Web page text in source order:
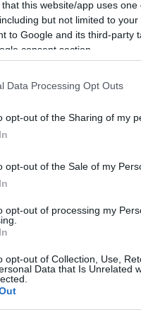
that this website/app uses
but not limited to
to Google and its third-party
consent section.
Data Processing Opt Outs
opt-out of the Sharing of my
opt-out of the Sale of my
opt-out of processing my
opt-out of Collection, Use,
Data that Is Unrelated
κατά τη διάρκεια
άσκηση είναι
διάρκεια μιας
δεν έχει
κόπωση και σε
προπόνηση
και «σπάστε» τη
κίνητρο και θα
άσκηση στη ζέστη
σε υψηλότερες
θερμότερο
επιδόσεις σας. Στη
σε φυσιολογικές